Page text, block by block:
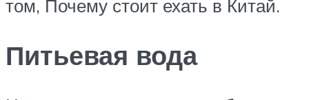
том, Почему стоит ехать в Китай.
Питьевая вода